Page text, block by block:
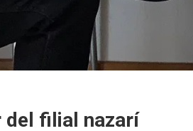
del filial nazarí